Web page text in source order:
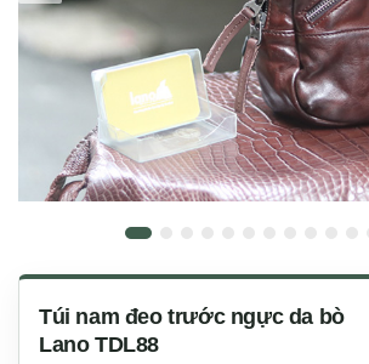
Túi nam đeo trước ngực da bò
Lano TDL88